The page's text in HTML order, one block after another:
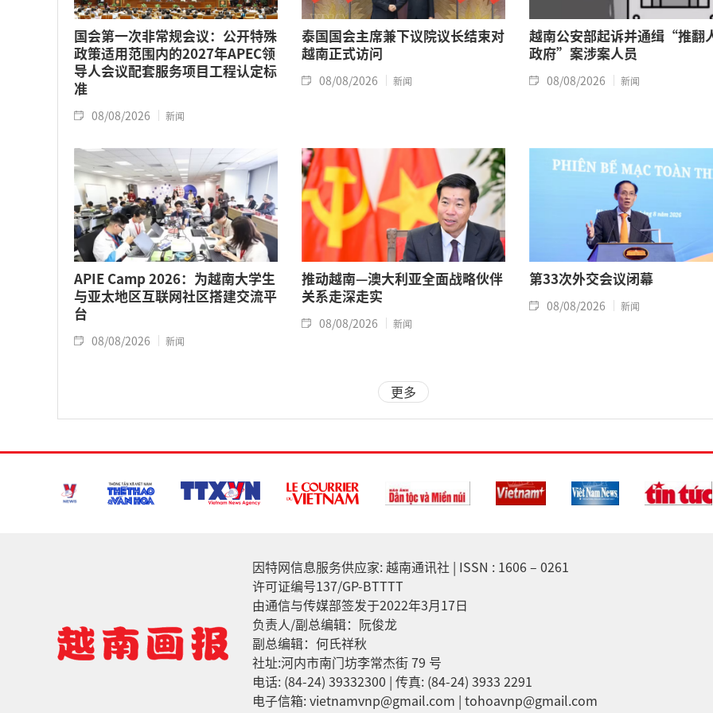
国会第一次非常规会议：公开特殊
政策适用范围内的2027年APEC领
导人会议配套服务项目工程认定标
准
08/08/2026 新闻
泰国国会主席兼下议院议长结束对
越南正式访问
08/08/2026 新闻
越南公安部起诉并通缉“推翻
政府”案涉案人员
08/08/2026 新闻
APIE Camp 2026：为越南大学生
与亚太地区互联网社区搭建交流平
台
08/08/2026 新闻
推动越南—澳大利亚全面战略伙伴
关系走深走实
08/08/2026 新闻
第33次外交会议闭幕
08/08/2026 新闻
更多
因特网信息服务供应家: 越南通讯社 | ISSN : 1606 – 0261
许可证编号137/GP-BTTTT
由通信与传媒部签发于2022年3月17日
负责人/副总编辑：阮俊龙
副总编辑：何氏祥秋
社址:河内市南门坊李常杰街 79 号
电话: (84-24) 39332300 | 传真: (84-24) 3933 2291
电子信箱: vietnamvnp@gmail.com | tohoavnp@gmail.com